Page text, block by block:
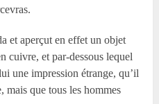
et aperçut en effet un objet
cuivre, et par-dessous lequel
une impression étrange, qu’il
mais que tous les hommes